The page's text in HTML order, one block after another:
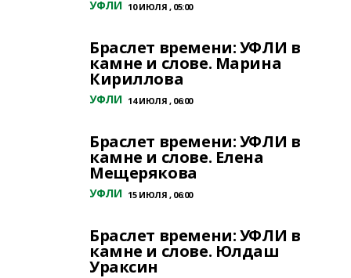
УФЛИ 10 ИЮЛЯ , 05:00
Браслет времени: УФЛИ в
камне и слове. Марина
Кириллова
УФЛИ 14 ИЮЛЯ , 06:00
Браслет времени: УФЛИ в
камне и слове. Елена
Мещерякова
УФЛИ 15 ИЮЛЯ , 06:00
Браслет времени: УФЛИ в
камне и слове. Юлдаш
Ураксин